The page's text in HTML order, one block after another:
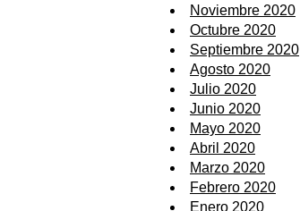
Noviembre 2020
Octubre 2020
Septiembre 2020
Agosto 2020
Julio 2020
Junio 2020
Mayo 2020
Abril 2020
Marzo 2020
Febrero 2020
Enero 2020